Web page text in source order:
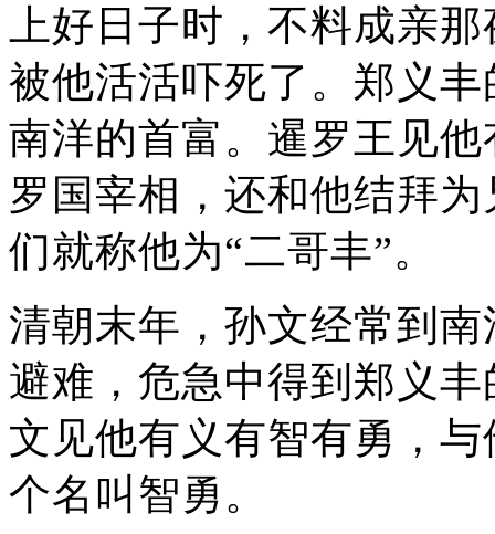
上好日子时，不料成亲
被他活活吓死了。郑义
南洋的首富。暹罗王见
罗国宰相，还和他结拜
们就称他为“二哥丰”。
清朝末年，孙文经常到
避难，危急中得到郑义
文见他有义有智有勇，
个名叫智勇。